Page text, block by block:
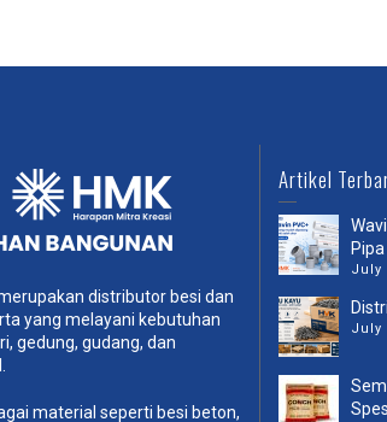
distributor besi dan
yang melayani kebutuhan
gedung, gudang, dan
material seperti besi beton,
Artikel
July
July